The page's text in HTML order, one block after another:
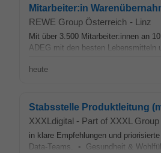
Mitarbeiter:in
REWE Group Österreich - Linz
Mit über 3.500 Mitarbeiter:innen an
ADEG mit den besten Lebensmitteln
heute
Stabsstelle Produktleitung
XXXLdigital - Part of XXXL Group
in klare Empfehlungen und
Data-Teams. • Gesundheit &